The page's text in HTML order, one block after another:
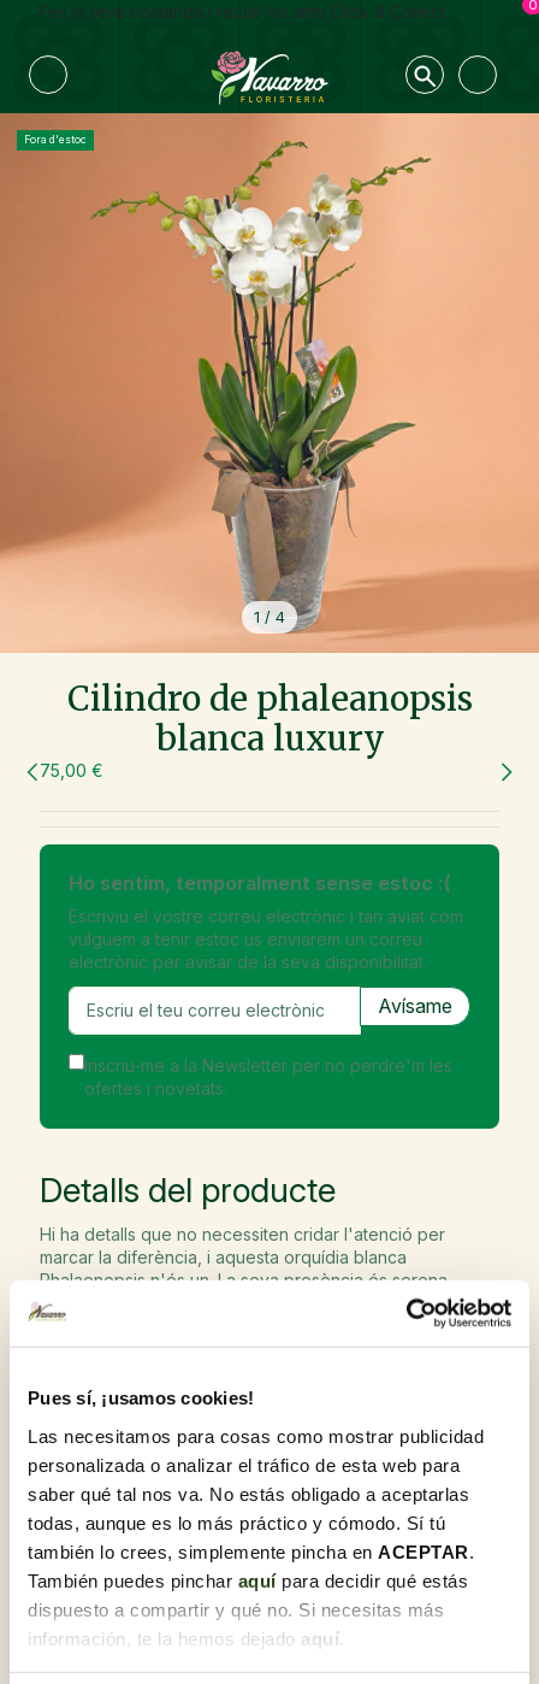
Pues sí, ¡usamos cookies!
Las necesitamos para cosas como mostrar publicidad
personalizada o analizar el tráfico de esta web para
saber qué tal nos va. No estás obligado a aceptarlas
todas, aunque es lo más práctico y cómodo. Sí tú
también lo crees, simplemente pincha en ACEPTAR
También puedes pinchar aquípara decidir qué estás
dispuesto a compartir y qué no. Si necesitas más
información, te la hemos dejado aquí
Fes la teva comanda i recull-ho amb Click & Collect 0
Fora d'estoc
1 / 4
Cilindro de phaleanopsis
blanca luxury
75,00 €
Ho sentim, temporalment sense estoc :(
Escriviu el vostre correu electrònic i tan aviat com
vulguem a tenir estoc us enviarem un correu
electrònic per avisar de la seva disponibilitat.
Inscriu-me a la Newsletter per no perdre'm les
ofertes i novetats.
Detalls del producte
Hi ha detalls que no necessiten cridar l'atenció per
marcar la diferència, i aquesta orquídia blanca
Phalaenopsis n'és un. La seva presència és serena,
gairebé silenciosa, però transforma qualsevol espai amb
una elegància natural que és difícil ignorar. Les flors, d'un
blanc pur amb matisos suaus al centre, semblen suspeses
encaixa tant en ambients moderns com en racons més
El test de vidre transparent aporta aquest toc
contemporani que eleva encara més la seva estètica,
deixant veure subtilment l'interior i reforçant-ne el
caràcter decoratiu. No és només una planta, és una peça
que acompanya, que suma sense envair, que converteix
un espai quotidià en una mica més especial.
A més, la seva cura no exigeix ​​grans esforços, cosa que
la fa perfecta fins i tot per als que no tenen massa
experiència amb plantes. Amb la llum adequada i un reg
moderat, manté la bellesa durant setmanes, recordant